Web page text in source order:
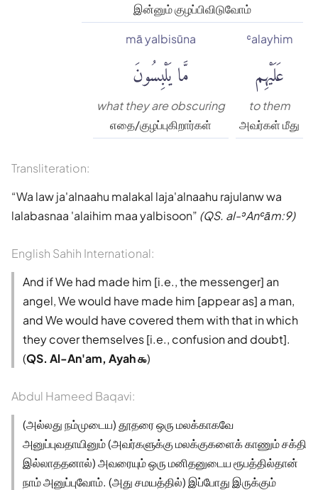
இன்னும் குழப்பிவிடுவோம்
ʿalayhim
عَلَيْهِم
to them
அவர்கள் மீது
mā yalbisūna
مَّا يَلْبِسُونَ
what they are obscuring
எதை/குழப்புகிறார்கள்
Transliteration:
Wa law ja'alnaahu malakal laja'alnaahu rajulanw wa
lalabasnaa 'alaihim maa yalbisoon (QS. al-ʾAnʿām:9)
English Sahih International:
And if We had made him [i.e., the messenger] an
angel, We would have made him [appear as] a man,
and We would have covered them with that in which
they cover themselves [i.e., confusion and doubt].
(QS. Al-An'am, Ayah ௯)
Abdul Hameed Baqavi:
(அல்லது நம்முடைய) தூதரை ஒரு மலக்காகவே
அனுப்புவதாயினும் (அவர்களுக்கு மலக்குகளைக் காணும் சக்தி
இல்லாததனால்) அவரையும் ஒரு மனிதனுடைய ரூபத்தில்தான்
நாம் அனுப்புவோம். (அது சமயத்தில்) இப்போது இருக்கும்